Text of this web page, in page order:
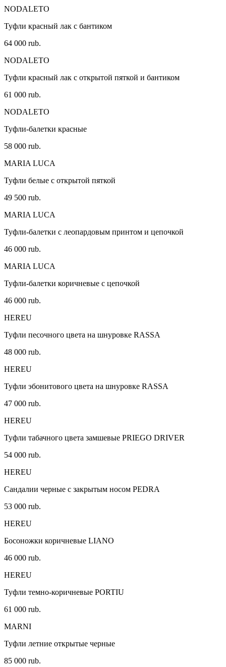
NODALETO
Туфли красный лак с бантиком
64 000 rub.
NODALETO
Туфли красный лак с открытой пяткой и бантиком
61 000 rub.
NODALETO
Туфли-балетки красные
58 000 rub.
MARIA LUCA
Туфли белые с открытой пяткой
49 500 rub.
MARIA LUCA
Туфли-балетки с леопардовым принтом и цепочкой
46 000 rub.
MARIA LUCA
Туфли-балетки коричневые с цепочкой
46 000 rub.
HEREU
Туфли песочного цвета на шнуровке RASSA
48 000 rub.
HEREU
Туфли эбонитового цвета на шнуровке RASSA
47 000 rub.
HEREU
Туфли табачного цвета замшевые PRIEGO DRIVER
54 000 rub.
HEREU
Сандалии черные с закрытым носом PEDRA
53 000 rub.
HEREU
Босоножки коричневые LIANO
46 000 rub.
HEREU
Туфли темно-коричневые PORTIU
61 000 rub.
MARNI
Туфли летние открытые черные
85 000 rub.